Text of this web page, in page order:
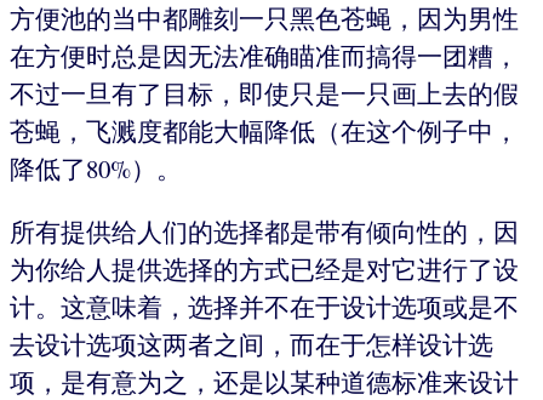
方便池的当中都雕刻一只黑色苍蝇，因为男性
在方便时总是因无法准确瞄准而搞得一团糟，
不过一旦有了目标，即使只是一只画上去的假
苍蝇，飞溅度都能大幅降低（在这个例子中，
降低了80%）。
所有提供给人们的选择都是带有倾向性的，因
为你给人提供选择的方式已经是对它进行了设
计。这意味着，选择并不在于设计选项或是不
去设计选项这两者之间，而在于怎样设计选
项，是有意为之，还是以某种道德标准来设计